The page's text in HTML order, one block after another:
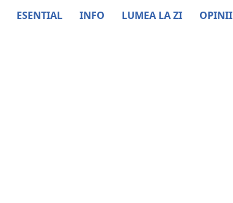
ESENTIAL INFO LUMEA LA ZI OPINII